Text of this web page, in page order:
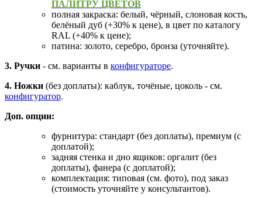
ПАЛИТРУ ЦВЕТОВ
полная закраска: белый, чёрный, слоновая кость,
белёный дуб (+30% к цене), в цвет по каталогу
RAL (+40% к цене);
патина: золото, серебро, бронза (уточняйте).
3. Ручки - см. варианты в конфигураторе.
4. Ножки (без доплаты): каблук, точёные, цоколь - см.
конфигуратор.
Доп. опции:
фурнитура: стандарт (без доплаты), премиум (с
доплатой);
задняя стенка и дно ящиков: оргалит (без
доплаты), фанера (с доплатой);
комплектация: типовая (см. фото), под заказ
(стоимость уточняйте у консультантов).